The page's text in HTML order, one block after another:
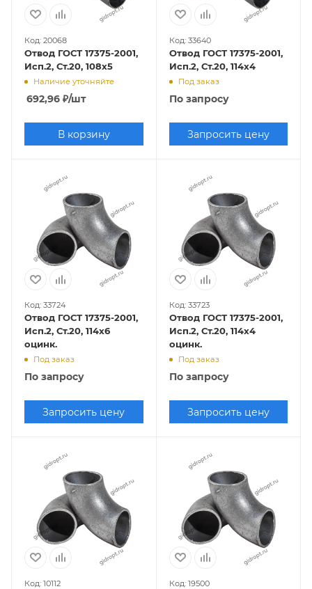
Код: 20068
Отвод ГОСТ 17375-2001,
Исп.2, Ст.20, 108х5
Наличие уточняйте
692,96 ₽/шт
В корзину
Код: 33640
Отвод ГОСТ 17375-2001,
Исп.2, Ст.20, 114х4
Под заказ
По запросу
Запросить цену
Код: 33724
Отвод ГОСТ 17375-2001,
Исп.2, Ст.20, 114х6
оцинк.
Под заказ
По запросу
Запросить цену
Код: 33723
Отвод ГОСТ 17375-2001,
Исп.2, Ст.20, 114х4
оцинк.
Под заказ
По запросу
Запросить цену
Код: 10112 Код: 19500